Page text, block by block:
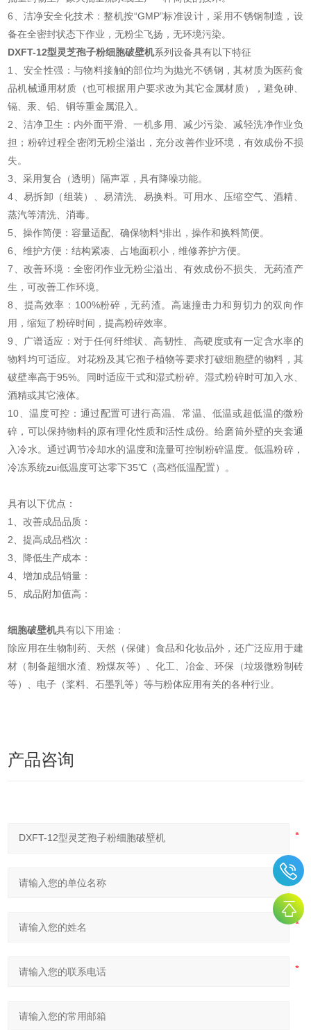
6、洁净安全化技术：整机按“GMP”标准设计，采用不锈钢制造，设
备在全密封状态下作业，无粉尘飞扬，无环境污染。
DXFT-12型灵芝孢子粉细胞破壁机系列设备具有以下特征
1、安全性强：与物料接触的部位均为抛光不锈钢，其材质为医药食
品机械通用材质（也可根据用户要求改为其它金属材质），避免砷、
镉、汞、铅、铜等重金属混入。
2、洁净卫生：内外面平滑、一机多用、减少污染、减轻洗净作业负
担；粉碎过程全密闭无粉尘溢出，充分改善作业环境，有效成份不损
失。
3、采用复合（透明）隔声罩，具有降噪功能。
4、易拆卸（组装）、易清洗、易换料。可用水、压缩空气、酒精、
蒸汽等清洗、消毒。
5、操作简便：容量适配、确保物料*排出，操作和换料简便。
6、维护方便：结构紧凑、占地面积小，维修养护方便。
7、改善环境：全密闭作业无粉尘溢出、有效成份不损失、无药渣产
生，可改善工作环境。
8、提高效率：100%粉碎，无药渣。高速撞击力和剪切力的双向作
用，缩短了粉碎时间，提高粉碎效率。
9、广谱适应：对于任何纤维状、高韧性、高硬度或有一定含水率的
物料均可适应。对花粉及其它孢子植物等要求打破细胞壁的物料，其
破壁率高于95%。同时适应干式和湿式粉碎。湿式粉碎时可加入水、
酒精或其它液体。
10、温度可控：通过配置可进行高温、常温、低温或超低温的微粉
碎，可以保持物料的原有理化性质和活性成份。给磨筒外壁的夹套通
入冷水。通过调节冷却水的温度和流量可控制粉碎温度。低温粉碎，
冷冻系统zui低温度可达零下35℃（高档低温配置）。
具有以下优点：
1、改善成品品质：
2、提高成品档次：
3、降低生产成本：
4、增加成品销量：
5、成品附加值高：
细胞破壁机具有以下用途：
除应用在生物制药、天然（保健）食品和化妆品外，还广泛应用于建
材（制备超细水渣、粉煤灰等）、化工、冶金、环保（垃圾微粉制砖
等）、电子（桨料、石墨乳等）等与粉体应用有关的各种行业。
产品咨询